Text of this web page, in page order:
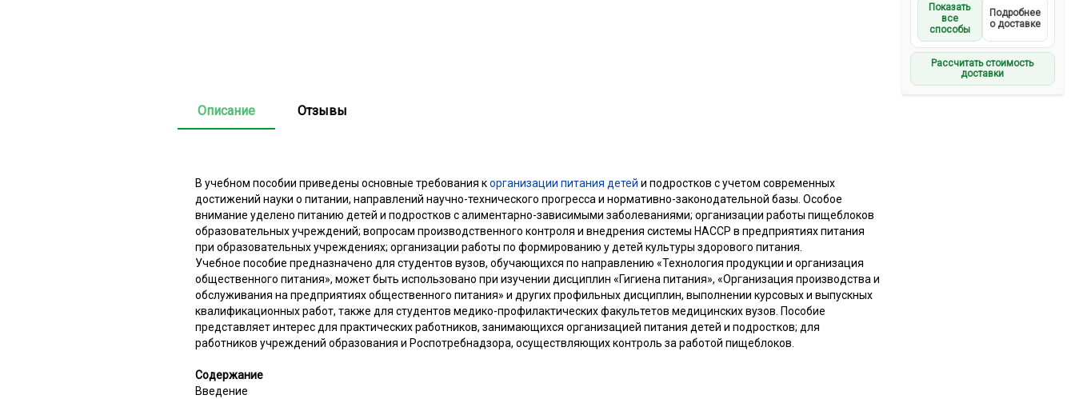
Показать
все
способы
Подробнее
о доставке
Рассчитать стоимость
доставки
Описание Отзывы
В учебном пособии приведены основные требования корганизации питания детей и подростков с учетом современных
достижений науки о питании, направлений научно-технического прогресса и нормативно-законодательной базы. Особое
внимание уделено питанию детей и подростков с алиментарно-зависимыми заболеваниями; организации работы пищеблоков
образовательных учреждений; вопросам производственного контроля и внедрения системы НАССР в предприятиях питания
при образовательных учреждениях; организации работы по формированию у детей культуры здорового питания.
Учебное пособие предназначено для студентов вузов, обучающихся по направлению «Технология продукции и организация
общественного питания», может быть использовано при изучении дисциплин «Гигиена питания», «Организация производства и
обслуживания на предприятиях общественного питания» и других профильных дисциплин, выполнении курсовых и выпускных
квалификационных работ, также для студентов медико-профилактических факультетов медицинских вузов. Пособие
представляет интерес для практических работников, занимающихся организацией питания детей и подростков; для
работников учреждений образования и Роспотребнадзора, осуществляющих контроль за работой пищеблоков.
Содержание
Введение